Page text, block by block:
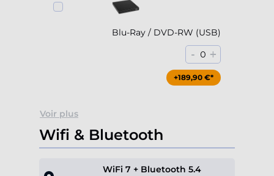
Blu-Ray / DVD-RW (USB)
- 0 +
+189,90 €*
Voir plus
Wifi & Bluetooth
WiFi 7 + Bluetooth 5.4